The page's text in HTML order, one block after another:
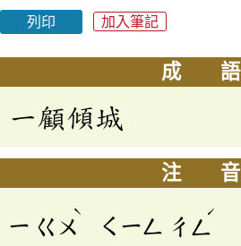
列印 加入筆記
成 語
一顧傾城
注 音
ㄧ ㄍㄨ
ˋ
ㄑㄧㄥ ㄔㄥ
ˊ